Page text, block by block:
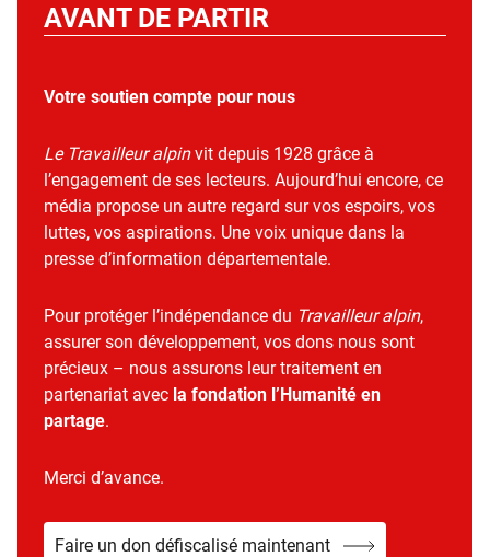
AVANT DE PARTIR
Votre soutien compte pour nous
Le Travailleur alpinvit depuis 1928 grâce à
l’engagement de ses lecteurs. Aujourd’hui encore, ce
média propose un autre regard sur vos espoirs, vos
luttes, vos aspirations. Une voix unique dans la
presse d’information départementale.
Pour protéger l’indépendance du Travailleur alpin,
assurer son développement, vos dons nous sont
précieux – nous assurons leur traitement en
partenariat avec la fondation l’Humanité en
partage.
Merci d’avance.
Faire un don défiscalisé maintenant